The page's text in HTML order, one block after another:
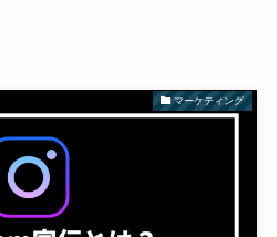
マーケティング